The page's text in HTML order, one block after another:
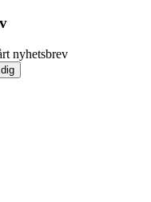
nyhetsbrev